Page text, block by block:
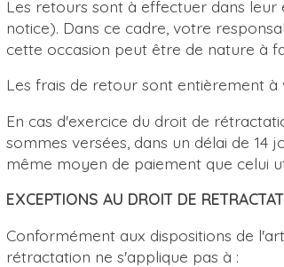
Les retours sont à effectuer dans leur
notice). Dans ce cadre, votre
cette occasion peut être de nature à
Les frais de retour sont entièrement à
En cas d'exercice du droit de
sommes versées, dans un délai de
même moyen de paiement que celui
EXCEPTIONS AU DROIT DE
Conformément aux dispositions de
rétractation ne s'applique pas à :